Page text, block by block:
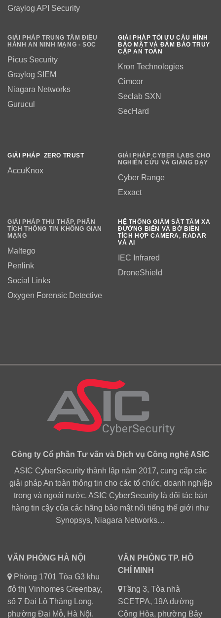
Graylog API Security
GIẢI PHÁP TRUNG TÂM ĐIỀU
HÀNH AN NINH MẠNG - SOC
Picus Security
Graylog SIEM
Niagara Networks
Gurucul
GIẢI PHÁP TỐI ƯU CẤU HÌNH
BẢO MẬT VÀ ĐẢM BẢO TRUY
CẬP AN TOÀN
Kron Technologies
Cimcor
Seclab SXN
SecHard
GIẢI PHÁP ZERO TRUST
AccuKnox
GIẢI PHÁP CYBER LABS CHO
NGHIÊN CỨU VÀ GIẢNG DẠY
Cyber Range
Exxact
GIẢI PHÁP THU THẬP, PHÂN
TÍCH THÔNG TIN KHÔNG GIAN
MẠNG
Maltego
Penlink
Social Links
Oxygen Forensic Detective
HỆ THỐNG GIÁM SÁT TẦM XA
ĐƯỜNG BIÊN VÀ BỜ BIỂN
TÍCH HỢP CAMERA, RADAR
VÀ AI
IEC Infrared
DroneShield
Công ty Cổ phần Tư vấn và Dịch vụ Công nghệ ASIC
ASIC CyberSecurity thành lập năm 2017, cung cấp các
giải pháp An toàn thông tin cho các tổ chức, doanh nghiệp
trong và ngoài nước. ASIC CyberSecurity là đối tác bán
hàng tin cậy của các hãng bảo mật nổi tiếng thế giới như
Synopsys, Niagara Networks…
VĂN PHÒNG HÀ NỘI
Phòng 1701 Tòa G3 khu
đô thị Vinhomes Greenbay,
số 7 Đại Lộ Thăng Long,
phường Đại Mỗ, Hà Nội.
VĂN PHÒNG TP. HỒ
CHÍ MINH
Tầng 3, Tòa nhà
SCETPA, 19A đường
Cộng Hòa, phường Bảy